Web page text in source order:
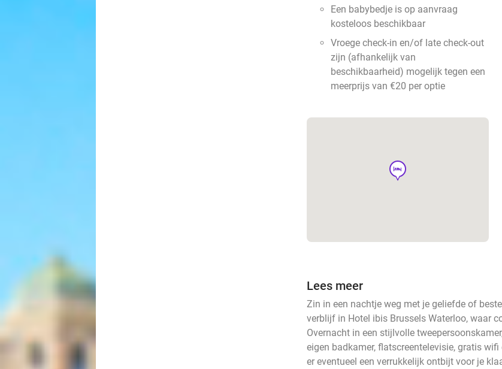
Een babybedje is op aanvraag
kosteloos beschikbaar
Vroege check-in en/of late check-out
zijn (afhankelijk van
beschikbaarheid) mogelijk tegen een
meerprijs van €20 per optie
hotel
Lees meer
Zin in een nachtje weg met je geliefde of
verblijf in Hotel ibis Brussels Waterloo, waar
Overnacht in een stijlvolle
eigen badkamer, flatscreentelevisie, gratis
er eventueel een verrukkelijk ontbijt voor je